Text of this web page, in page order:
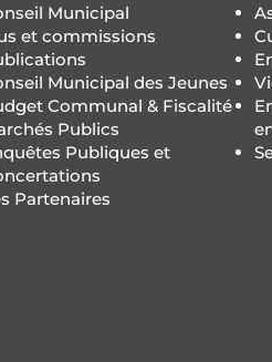
Municipal
et commissions
Municipal des Jeunes
Communal & Fiscalité
Publics
Publiques et
Partenaires